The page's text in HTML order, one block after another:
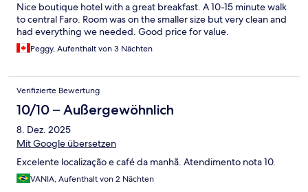
Nice boutique hotel with a great breakfast. A 10-15 minute walk
to central Faro. Room was on the smaller size but very clean and
had everything we needed. Good price for value.
Peggy, Aufenthalt von 3 Nächten
Verifizierte Bewertung
10/10 – Außergewöhnlich
8. Dez. 2025
Mit Google übersetzen
Excelente localização e café da manhã. Atendimento nota 10.
VANIA, Aufenthalt von 2 Nächten